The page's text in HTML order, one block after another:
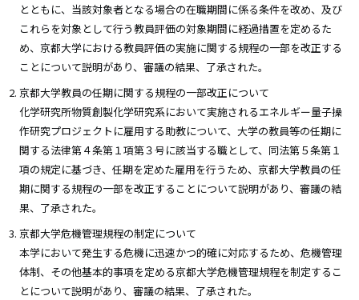
とともに、当該対象者となる場合の在職期間に係る条件を改め、及び
これらを対象として行う教員評価の対象期間に経過措置を定めるた
め、京都大学における教員評価の実施に関する規程の一部を改正する
ことについて説明があり、審議の結果、了承された。
京都大学教員の任期に関する規程の一部改正について
化学研究所物質創製化学研究系において実施されるエネルギー量子操
作研究プロジェクトに雇用する助教について、大学の教員等の任期に
関する法律第４条第１項第３号に該当する職として、同法第５条第１
項の規定に基づき、任期を定めた雇用を行うため、京都大学教員の任
期に関する規程の一部を改正することについて説明があり、審議の結
果、了承された。
京都大学危機管理規程の制定について
本学において発生する危機に迅速かつ的確に対応するため、危機管理
体制、その他基本的事項を定める京都大学危機管理規程を制定するこ
とについて説明があり、審議の結果、了承された。